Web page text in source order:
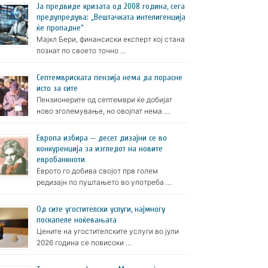
Ја предвиде кризата од 2008 година, сега
предупредува: „Вештачката интелигенција
ќе пропадне“
Мајкл Бери, финансиски експерт кој стана
познат по своето точно …
Септемвриската пензија нема да порасне
исто за сите
Пензионерите од септември ќе добијат
ново зголемување, но овојпат нема …
Европа избира — десет дизајни се во
конкуренција за изгледот на новите
евробанкноти
Еврото го добива својот прв голем
редизајн по пуштањето во употреба …
Oд сите угостителски услуги, најмногу
поскапеле ноќевањата
Цените на угостителските услуги во јули
2026 година се повисоки …